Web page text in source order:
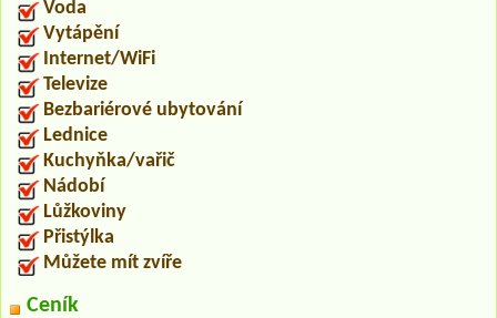
Voda
Vytápění
Internet/WiFi
Televize
Bezbariérové ubytování
Lednice
Kuchyňka/vařič
Nádobí
Lůžkoviny
Přistýlka
Můžete mít zvíře
Ceník